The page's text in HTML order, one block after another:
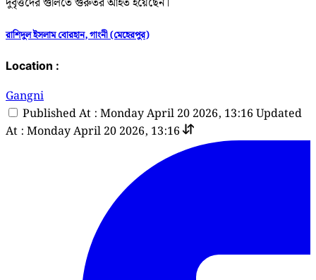
রাশিদুল ইসলাম বোরহান, গাংনী (মেহেরপুর)
Location :
Gangni
Published At : Monday April 20 2026, 13:16 Updated
At : Monday April 20 2026, 13:16